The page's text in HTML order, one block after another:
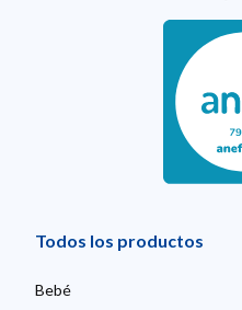
Todos los productos
Bebé